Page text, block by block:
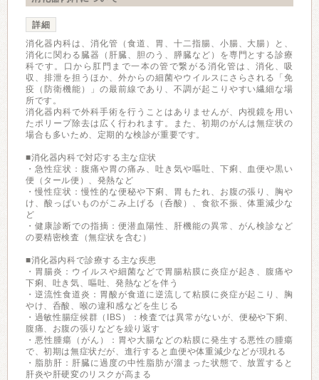
詳細
消化器内科は、消化管（食道、胃、十二指腸、小腸、大腸）と、
消化に関わる臓器（肝臓、胆のう、膵臓など）を専門とする診療
科です。口から肛門まで一本の管で繋がる消化管は、消化、吸
収、排泄を担うほか、外からの細菌やウイルスにさらされる「免
疫（防衛機能）」の最前線であり、不調が起こりやすい繊細な場
所です。
消化器内科で外科手術を行うことはありませんが、内視鏡を用い
たポリープ除去は広く行われます。また、初期のがんは無症状の
場合も多いため、定期的な検診が重要です。
■消化器内科で対応する主な症状
・急性症状：腹痛や胃の痛み、吐き気や嘔吐、下痢、血便や黒い
便（タール便）、発熱など
・慢性症状：慢性的な便秘や下痢、胃もたれ、お腹の張り、胸や
け、酸っぱいものがこみ上げる（呑酸）、食欲不振、体重減少な
ど
・健康診断での指摘：便潜血陽性、肝機能の異常、がん検診など
の要精密検査（無症状を含む）
■消化器内科で診療する主な疾患
・胃腸炎：ウイルスや細菌などで胃腸粘膜に炎症が起き、腹痛や
下痢、吐き気、嘔吐、発熱などを伴う
・逆流性食道炎：胃酸が食道に逆流して粘膜に炎症が起こり、胸
やけ、呑酸、喉の違和感などを生じる
・過敏性腸症候群（IBS）：検査では異常がないが、便秘や下痢、
腹痛、お腹の張りなどを繰り返す
・悪性腫瘍（がん）：胃や大腸などの粘膜に発生する悪性の腫瘍
で、初期は無症状だが、進行すると血便や体重減少などが現れる
・脂肪肝：肝臓に過度の中性脂肪が溜まった状態で、放置すると
肝炎や肝硬変のリスクが高まる